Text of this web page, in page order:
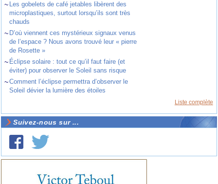
~ Les gobelets de café jetables libèrent des
microplastiques, surtout lorsqu’ils sont très
chauds
~ D’où viennent ces mystérieux signaux venus
de l’espace ? Nous avons trouvé leur « pierre
de Rosette »
~ Éclipse solaire : tout ce qu’il faut faire (et
éviter) pour observer le Soleil sans risque
~Comment l’éclipse permettra d’observer le
Soleil dévier la lumière des étoiles
Liste complète
Suivez-nous sur ...